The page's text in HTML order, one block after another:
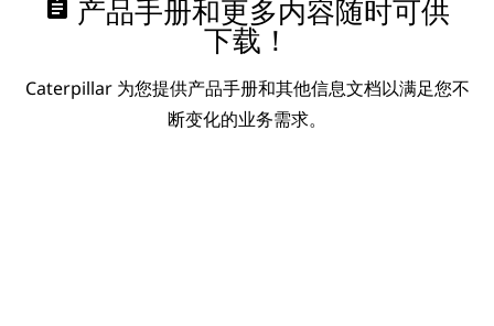
assignment 产品手册和更多内容随时可供
下载！
Caterpillar 为您提供产品手册和其他信息文档以满足您不
断变化的业务需求。